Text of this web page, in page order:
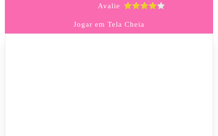
Avalie
Jogar em Tela Cheia